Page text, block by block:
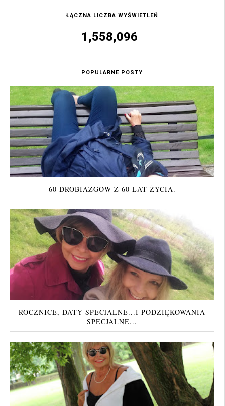
ŁĄCZNA LICZBA WYŚWIETLEŃ
1,558,096
POPULARNE POSTY
60 DROBIAZGÓW Z 60 LAT ŻYCIA.
ROCZNICE, DATY SPECJALNE...I PODZIĘKOWANIA
SPECJALNE...